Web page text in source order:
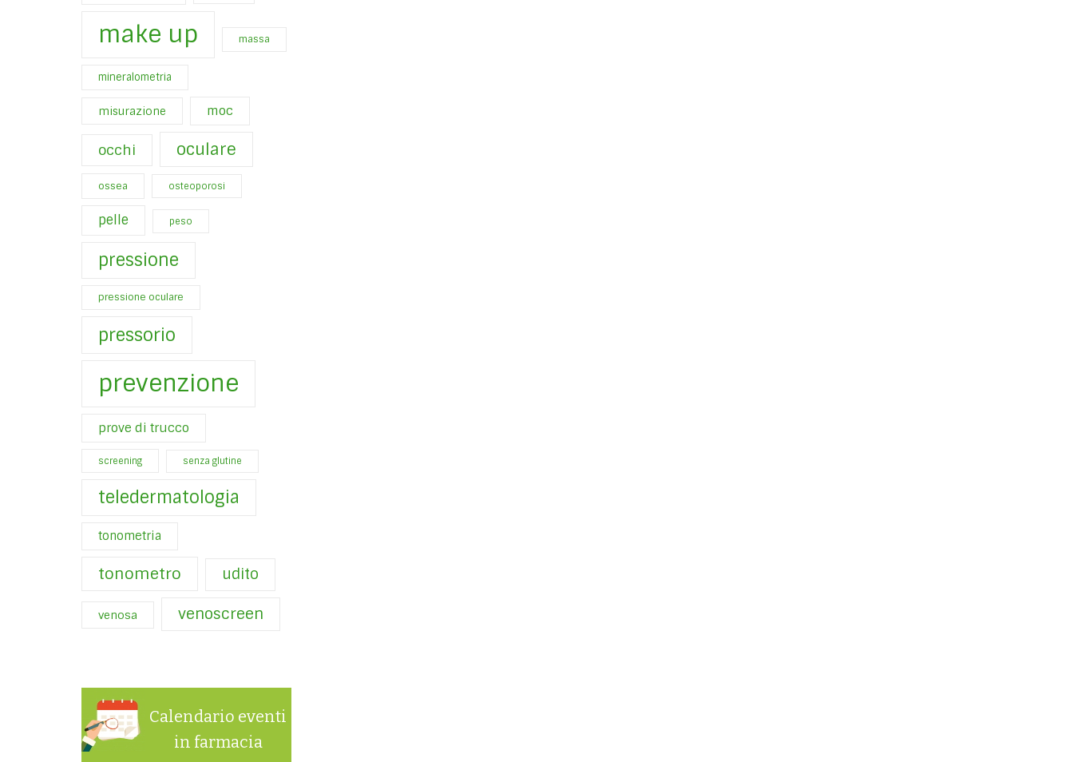
make up massa
mineralometria
misurazione moc
occhi oculare
ossea osteoporosi
pelle peso
pressione
pressione oculare
pressorio
prevenzione
prove di trucco
screening senza glutine
teledermatologia
tonometria
tonometro udito
venosa venoscreen
Calendario eventi
in farmacia